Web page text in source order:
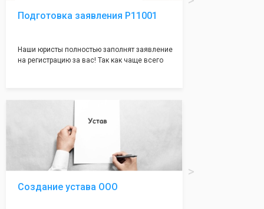
Подготовка заявления Р11001
Наши юристы полностью заполнят заявление
на регистрацию за вас! Так как чаще всего
большая часть отказов - наши юристы с
оформление самого сложного документа на
себя! Многолетний опыт работы наших
юристов позволяет оформлять заявление без
ошибок, тем самым гарантируя вам
успешную регистрацию в налоговой
Создание устава ООО